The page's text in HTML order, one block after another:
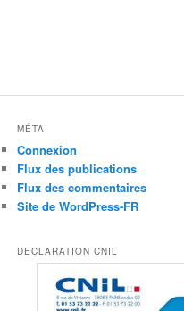
MÉTA
Connexion
Flux des publications
Flux des commentaires
Site de WordPress-FR
DECLARATION CNIL